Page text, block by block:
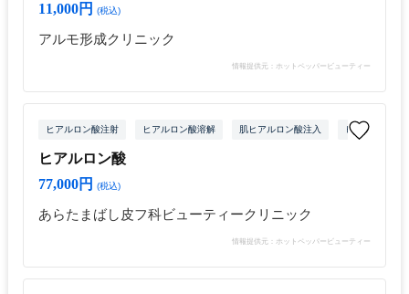
11,000円
(税込)
アルモ形成クリニック
情報提供元：ホットペッパービューティー
ヒアルロン酸注射 ヒアルロン酸溶解 肌ヒアルロン酸注入 ヒアルロン酸
ヒアルロン酸
77,000円
(税込)
あらたまばし皮フ科ビューティークリニック
情報提供元：ホットペッパービューティー